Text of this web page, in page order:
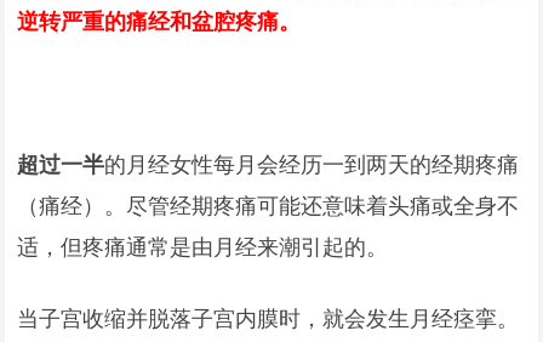
逆转严重的痛经和盆腔疼痛。
超过一半的月经女性每月会经历一到两天的经期疼痛
（痛经）。尽管经期疼痛可能还意味着头痛或全身不
适，但疼痛通常是由月经来潮引起的。
当子宫收缩并脱落子宫内膜时，就会发生月经痉挛。